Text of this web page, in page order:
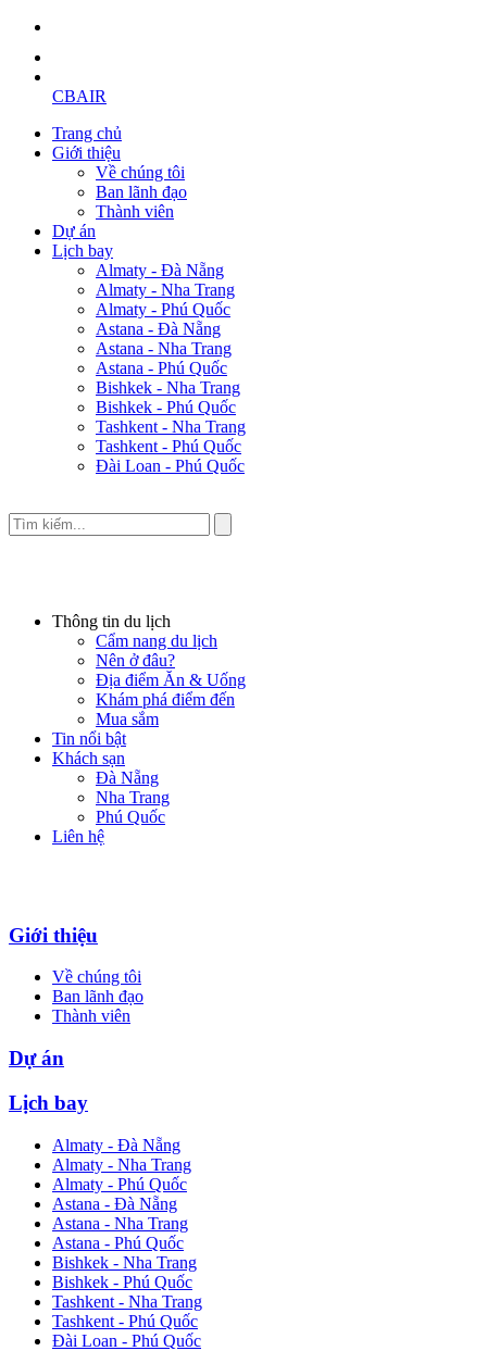
CBAIR
Trang chủ
Giới thiệu
Về chúng tôi
Ban lãnh đạo
Thành viên
Dự án
Lịch bay
Almaty - Đà Nẵng
Almaty - Nha Trang
Almaty - Phú Quốc
Astana - Đà Nẵng
Astana - Nha Trang
Astana - Phú Quốc
Bishkek - Nha Trang
Bishkek - Phú Quốc
Tashkent - Nha Trang
Tashkent - Phú Quốc
Đài Loan - Phú Quốc
Thông tin du lịch
Cẩm nang du lịch
Nên ở đâu?
Địa điểm Ăn & Uống
Khám phá điểm đến
Mua sắm
Tin nổi bật
Khách sạn
Đà Nẵng
Nha Trang
Phú Quốc
Liên hệ
Giới thiệu
Về chúng tôi
Ban lãnh đạo
Thành viên
Dự án
Lịch bay
Almaty - Đà Nẵng
Almaty - Nha Trang
Almaty - Phú Quốc
Astana - Đà Nẵng
Astana - Nha Trang
Astana - Phú Quốc
Bishkek - Nha Trang
Bishkek - Phú Quốc
Tashkent - Nha Trang
Tashkent - Phú Quốc
Đài Loan - Phú Quốc